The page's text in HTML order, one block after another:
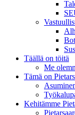
Täällä on töitä
Me
Tämä on
Kehitämme